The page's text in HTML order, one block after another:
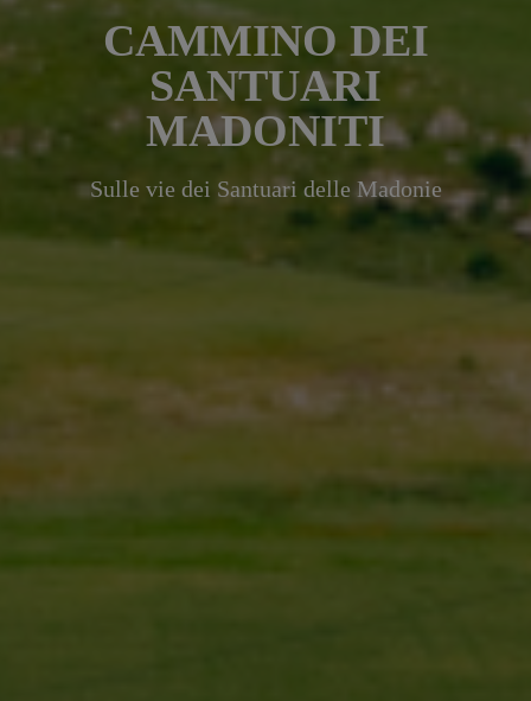
CAMMINO DEI
SANTUARI
MADONITI
Sulle vie dei Santuari delle Madonie